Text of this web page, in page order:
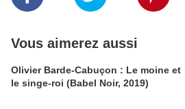
Vous aimerez aussi
Olivier Barde-Cabuçon : Le moine et
le singe-roi (Babel Noir, 2019)